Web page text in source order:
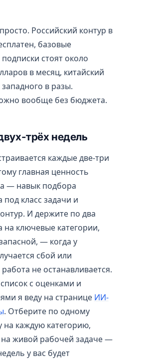
Российский контур в
базовые
стоят около
в месяц, китайский
в разы.
вообще без бюджета.
трёх недель
каждые две-три
главная ценность
— навык подбора
под класс задачи и
И держите по два
на ключевые категории,
— когда у
сбой или
не останавливается.
с оценками и
я веду на странице ИИ-
. Отберите по одному
на каждую категорию,
живой рабочей задаче —
у вас будет